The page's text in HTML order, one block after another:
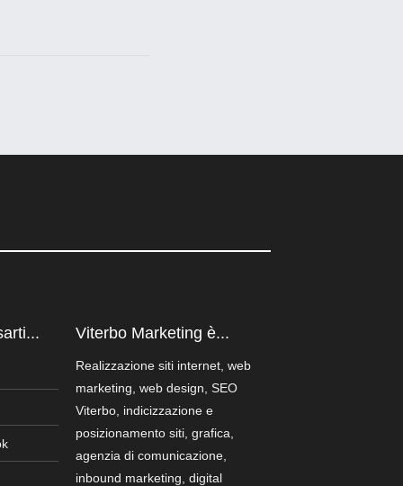
Viterbo Marketing è...
Realizzazione siti internet, web
marketing, web design, SEO
Viterbo, indicizzazione e
posizionamento siti, grafica,
agenzia di comunicazione,
inbound marketing, digital